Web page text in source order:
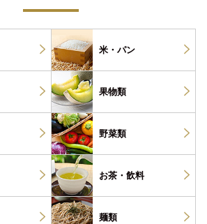
米・パン
果物類
野菜類
お茶・ 飲料
麺類